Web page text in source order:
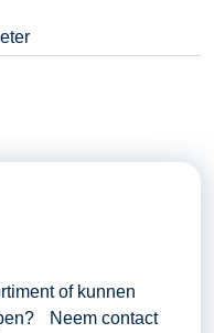
of kunnen
Neem contact